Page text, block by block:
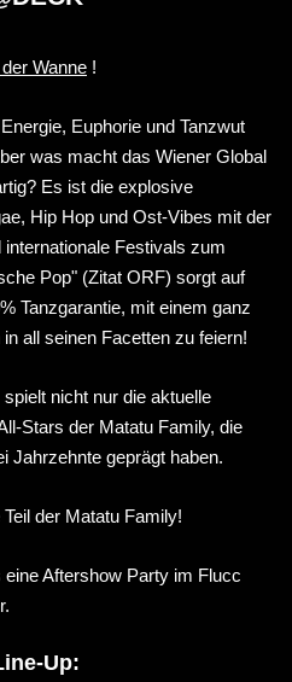
Wanne !
Euphorie und Tanzwut
was macht das Wiener Global
Es ist die explosive
Hip Hop und Ost-Vibes mit der
Festivals zum
Pop" (Zitat ORF) sorgt auf
Tanzgarantie, mit einem ganz
all seinen Facetten zu feiern!
nicht nur die aktuelle
Stars der Matatu Family, die
Jahrzehnte geprägt haben.
der Matatu Family!
Aftershow Party im Flucc
Up: